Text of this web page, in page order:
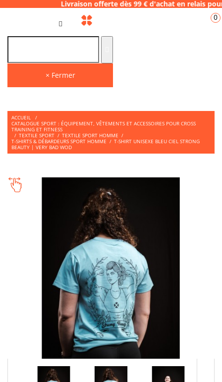
Livraison offerte dès 99 € d'achat en
× Fermer
0
ACCUEIL
/
CATALOGUE SPORT : ÉQUIPEMENT, VÊTEMENTS ET ACCESSOIRES POUR CROSS
TRAINING ET FITNESS
/ TEXTILE SPORT / TEXTILE SPORT HOMME /
T-SHIRTS & DÉBARDEURS SPORT HOMME / T-SHIRT UNISEXE BLEU CIEL STRONG
BEAUTY | VERY BAD WOD